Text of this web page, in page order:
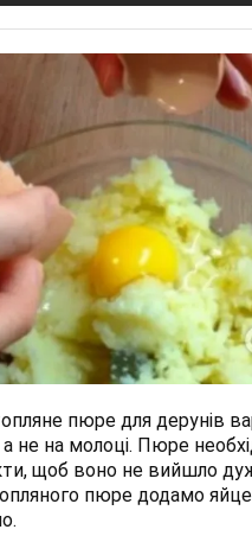
пюре для дерунів
а не на молоці. Пюре
щоб воно не вийшло
пюре додамо